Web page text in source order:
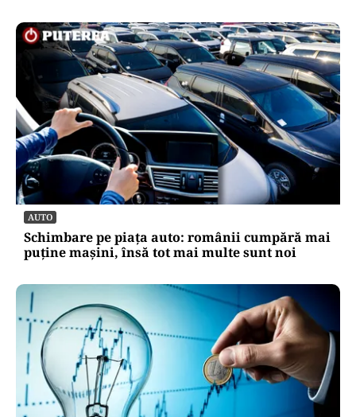
AUTO
Schimbare pe piața auto: românii cumpără mai
puține mașini, însă tot mai multe sunt noi